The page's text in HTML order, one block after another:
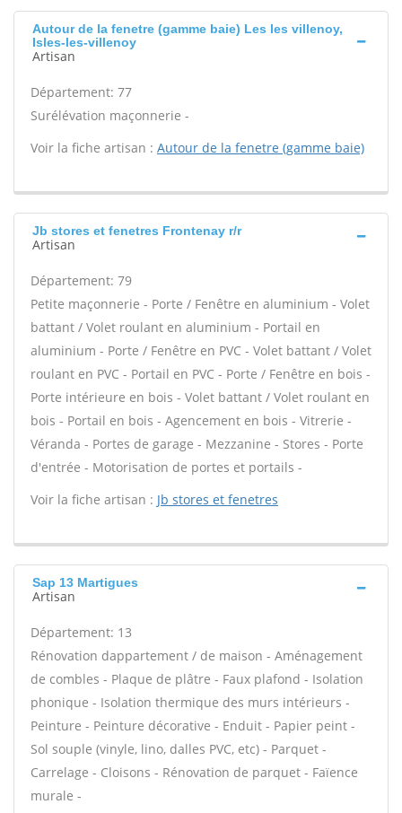
Autour de la fenetre (gamme baie) Les les villenoy,
Isles-les-villenoy
Artisan
Département: 77
Surélévation maçonnerie -
Voir la fiche artisan : Autour de la fenetre (gamme baie)
Jb stores et fenetres Frontenay r/r
Artisan
Département: 79
Petite maçonnerie - Porte / Fenêtre en aluminium - Volet
battant / Volet roulant en aluminium - Portail en
aluminium - Porte / Fenêtre en PVC - Volet battant / Volet
roulant en PVC - Portail en PVC - Porte / Fenêtre en bois -
Porte intérieure en bois - Volet battant / Volet roulant en
bois - Portail en bois - Agencement en bois - Vitrerie -
Véranda - Portes de garage - Mezzanine - Stores - Porte
d'entrée - Motorisation de portes et portails -
Voir la fiche artisan : Jb stores et fenetres
Sap 13 Martigues
Artisan
Département: 13
Rénovation dappartement / de maison - Aménagement
de combles - Plaque de plâtre - Faux plafond - Isolation
phonique - Isolation thermique des murs intérieurs -
Peinture - Peinture décorative - Enduit - Papier peint -
Sol souple (vinyle, lino, dalles PVC, etc) - Parquet -
Carrelage - Cloisons - Rénovation de parquet - Faïence
murale -